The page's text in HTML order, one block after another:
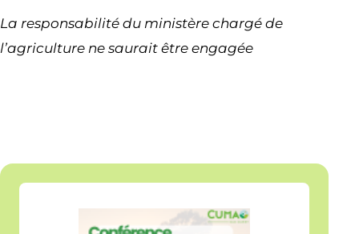
La responsabilité du ministère chargé de
l’agriculture ne saurait être engagée